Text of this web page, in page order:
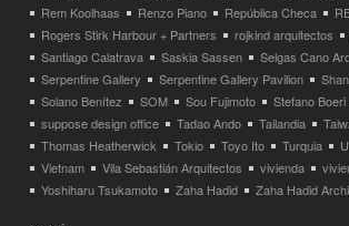
Rem Koolhaas
Renzo Piano República Checa
Rogers Stirk Harbour + Partners
rojkind arquitectos
Santiago Calatrava
Saskia Sassen Selgas Cano
Serpentine Gallery
Serpentine Gallery Pavilion
Solano Benítez
SOM Sou Fujimoto Stefano Boeri
suppose design office
Tadao Ando Tailandia
Thomas Heatherwick
Tokio Toyo Ito Turquia
Vietnam
Vila Sebastián Arquitectos vivienda
Yoshiharu Tsukamoto
Zaha Hadid Zaha Hadid